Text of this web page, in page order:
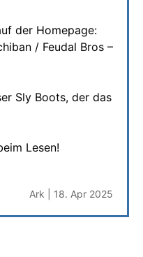
der Homepage:
/ Feudal Bros –
Sly Boots, der das
Lesen!
Ark | 18. Apr 2025